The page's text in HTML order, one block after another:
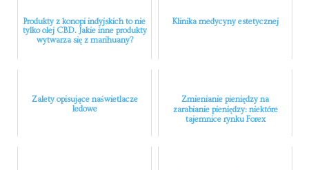
Produkty z konopi indyjskich to nie
tylko olej CBD. Jakie inne produkty
wytwarza się z marihuany?
Klinika medycyny estetycznej
Zalety opisujące naświetlacze
ledowe
Zmienianie pieniędzy na
zarabianie pieniędzy: niektóre
tajemnice rynku Forex